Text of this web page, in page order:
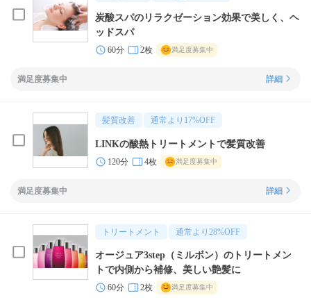
炭酸スパのリラクゼーション効果で美しく、ヘ
ッドスパ
60分 2枚 満足度募集中
満足度募集中 詳細
髪質改善 通常より 17%OFF
LINKの酸熱トリートメントで髪質改善
120分 4枚 満足度募集中
満足度募集中 詳細
トリートメント 通常より 28%OFF
オージュア3step（ミルボン）のトリートメン
トで内側から補修、美しい艶髪に
60分 2枚 満足度募集中